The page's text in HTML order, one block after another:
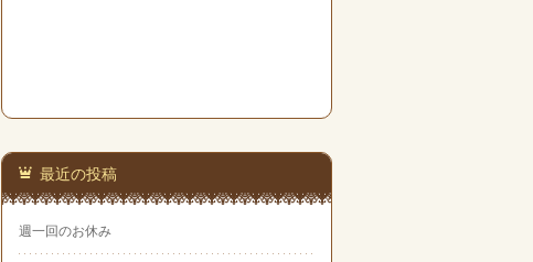
最近の投稿
週一回のお休み